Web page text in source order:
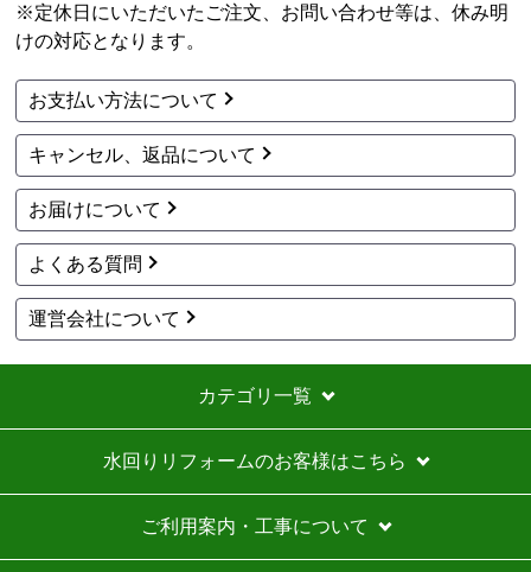
工事セットでは二度とつかわない
アト＠リエさん
2026年7月28日 17:11
欲しい商品をスムーズに注文できましたか？
はい
ショップからの連絡や対応は適切でしたか？
はい
予定の期日までに商品が届きましたか？
はい
商品の梱包は必要十分なものでしたか？
はい
またこのショップを利用したいですか？
いいえ
商品購入から入金連絡、工事日の指定、決定、商品の
※定休日にいただいたご注文、お問い合わせ等は、休み明
けの対応となります。
お支払い方法について
キャンセル、返品について
お届けについて
よくある質問
運営会社について
カテゴリ一覧
水回りリフォームのお客様はこちら
ご利用案内・工事について